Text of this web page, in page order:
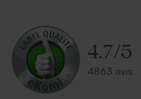
4.7/5
4863 avis